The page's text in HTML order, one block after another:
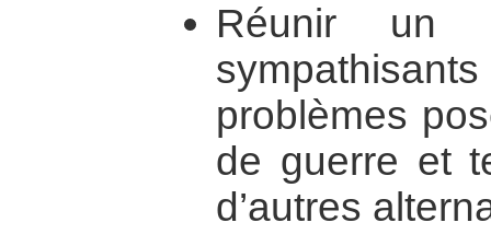
Réunir un
problèmes
de guerre et
d’autres